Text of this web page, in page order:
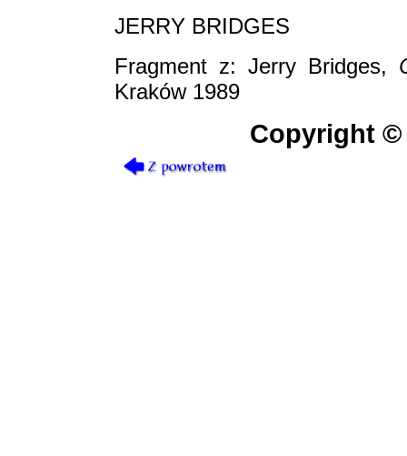
JERRY BRIDGES
Fragment z: Jerry Bridges,
Kraków 1989
Copyright ©